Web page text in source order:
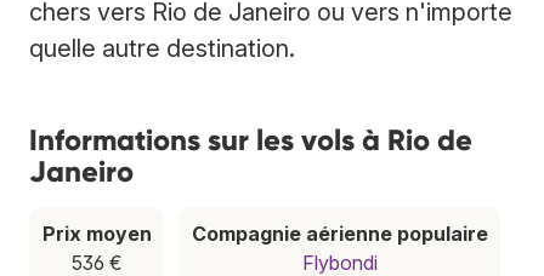
chers vers Rio de Janeiro ou vers n'importe
quelle autre destination.
Informations sur les vols à Rio de
Janeiro
Prix moyen
536 €
Compagnie aérienne populaire
Flybondi